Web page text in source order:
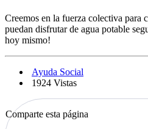
Creemos en la fuerza colectiva para
puedan disfrutar de agua potable
hoy mismo!
Ayuda Social
1924 Vistas
Comparte esta página